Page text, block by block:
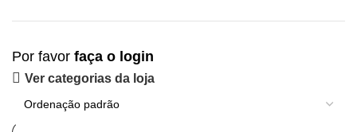
Por favor faça o login
Ver categorias da loja